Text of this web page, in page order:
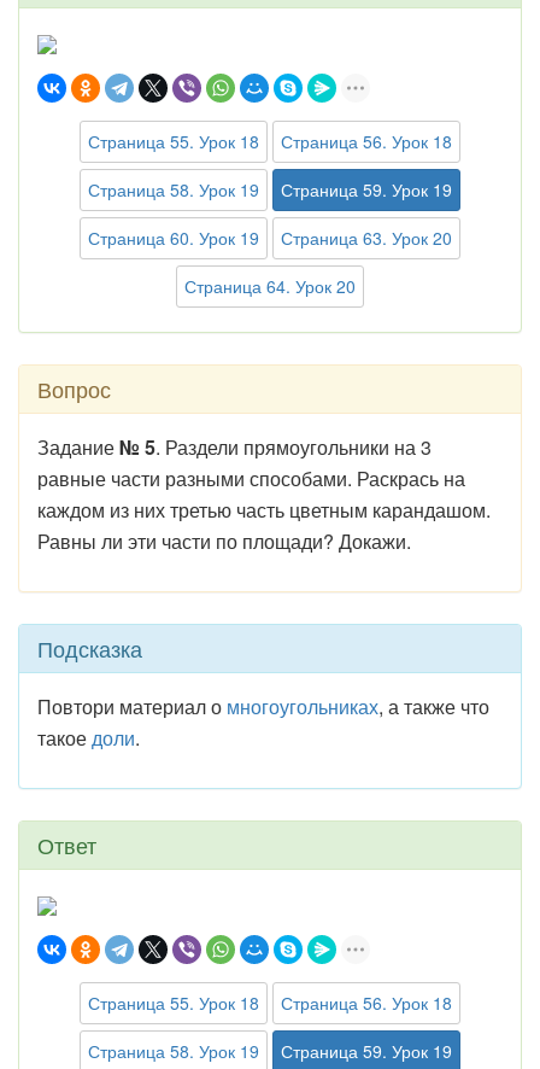
Страница 55. Урок 18
Страница 56. Урок 18
Страница 58. Урок 19
Страница 59. Урок 19
Страница 60. Урок 19
Страница 63. Урок 20
Страница 64. Урок 20
Вопрос
Задание№ 5. Раздели прямоугольники на 3
равные части разными способами. Раскрась на
каждом из них третью часть цветным карандашом.
Равны ли эти части по площади? Докажи.
Подсказка
Повтори материал о многоугольниках, а также что
такоедоли.
Ответ
Страница 55. Урок 18
Страница 56. Урок 18
Страница 58. Урок 19
Страница 59. Урок 19